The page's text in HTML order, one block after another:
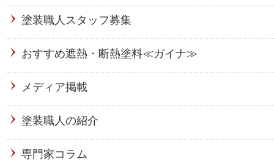
塗装職人スタッフ募集
おすすめ遮熱・断熱塗料≪ガイナ≫
メディア掲載
塗装職人の紹介
専門家コラム